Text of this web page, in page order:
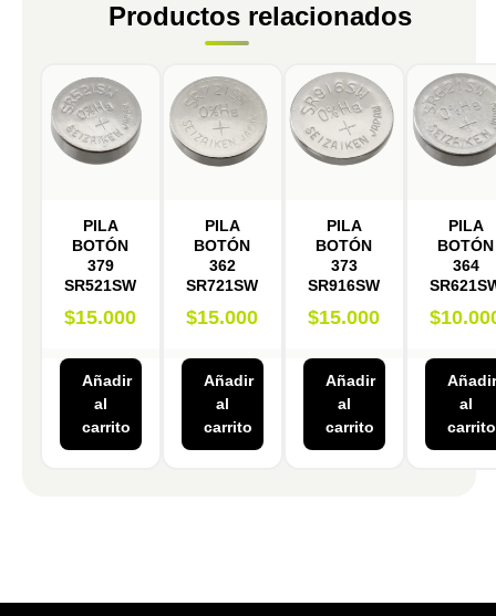
Productos relacionados
PILA
BOTÓN
379
SR521SW
$15.000
Añadir
al
carrito
PILA
BOTÓN
362
SR721SW
$15.000
Añadir
al
carrito
PILA
BOTÓN
373
SR916SW
$15.000
Añadir
al
carrito
PILA
BOTÓN
364
$
Añadir
al
carrito